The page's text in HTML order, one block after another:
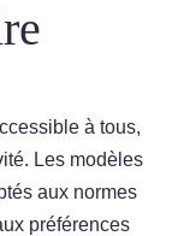
à tous,
Les modèles
aux normes
préférences